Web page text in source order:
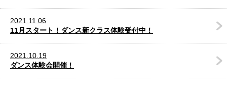
2021.11.06
11月スタート！ダンス新クラス体験受付中！
2021.10.19
ダンス体験会開催！